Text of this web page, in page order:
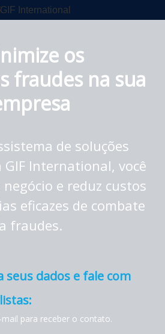
os
fraudes na sua
de soluções
International, você
e reduz custos
eficazes de combate
a fraudes.
seus dados e fale com
para receber o contato.